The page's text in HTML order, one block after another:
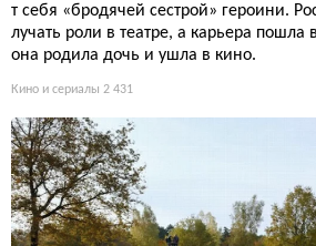
т себя «бродячей сестрой» героини.
лучать роли в театре, а карьера пошла
она родила дочь и ушла в кино.
Кино и сериалы 2 431